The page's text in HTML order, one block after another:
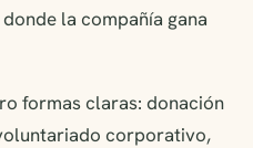
la compañía gana
formas claras: donación
corporativo,